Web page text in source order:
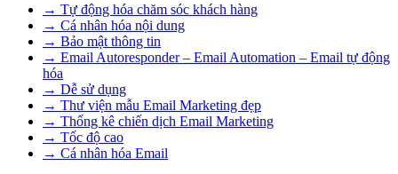
→ Tự động hóa chăm sóc khách hàng
→ Cá nhân hóa nội dung
→ Bảo mật thông tin
→ Email Autoresponder – Email Automation – Email tự động
hóa
→ Dễ sử dụng
→ Thư viện mẫu Email Marketing đẹp
→ Thống kê chiến dịch Email Marketing
→ Tốc độ cao
→ Cá nhân hóa Email